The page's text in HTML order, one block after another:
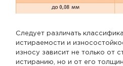
Следует различать
истираемости и
износу зависит не только от
истиранию, но и от его